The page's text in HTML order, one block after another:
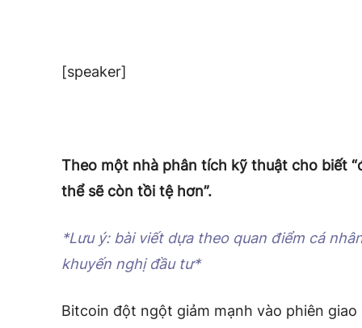
[speaker]
Theo một nhà phân tích kỹ thuật cho biết
thể sẽ còn tồi tệ hơn”.
*Lưu ý: bài viết dựa theo quan điểm cá
khuyến nghị đầu tư*
Bitcoin đột ngột giảm mạnh vào phiên